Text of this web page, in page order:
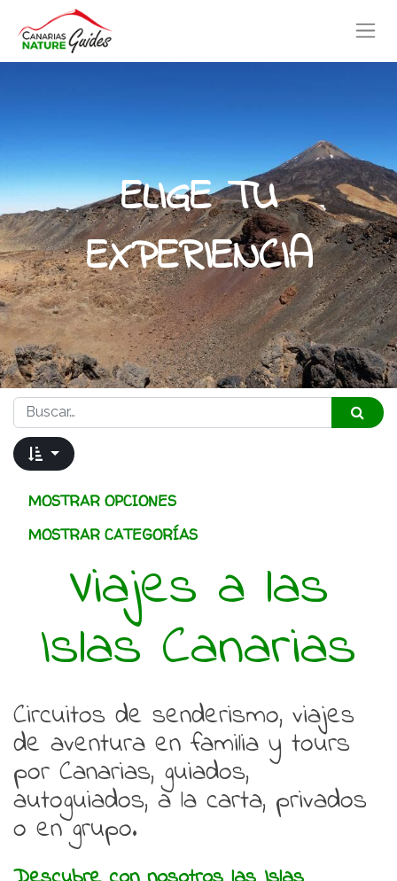
ELIGE TU
EXPERIENCIA
MOSTRAR OPCIONES
MOSTRAR CATEGORÍAS
Viajes a las
Islas Canarias
Circuitos de senderismo, viajes
de aventura en familia y tours
por Canarias, guiados,
autoguiados, a la carta, privados
o en grupo.